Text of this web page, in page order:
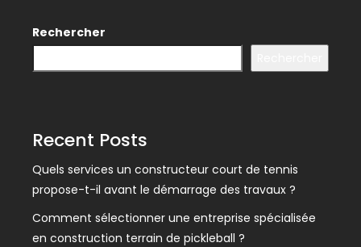
Rechercher
Recent Posts
Quels services un constructeur court de tennis
propose-t-il avant le démarrage des travaux ?
Comment sélectionner une entreprise spécialisée
en construction terrain de pickleball ?